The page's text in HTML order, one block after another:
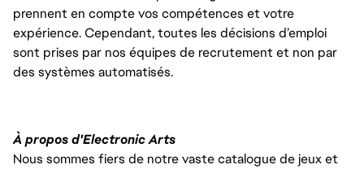
prennent en compte vos compétences et votre
expérience. Cependant, toutes les décisions d’emploi
sont prises par nos équipes de recrutement et non par
des systèmes automatisés.
À propos d'Electronic Arts
Nous sommes fiers de notre vaste catalogue de jeux et